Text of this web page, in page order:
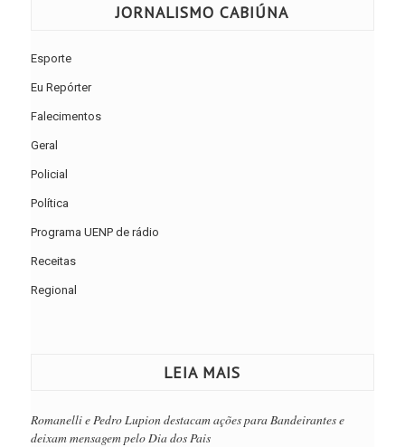
JORNALISMO CABIÚNA
Esporte
Eu Repórter
Falecimentos
Geral
Policial
Política
Programa UENP de rádio
Receitas
Regional
LEIA MAIS
Romanelli e Pedro Lupion destacam ações para Bandeirantes e
deixam mensagem pelo Dia dos Pais